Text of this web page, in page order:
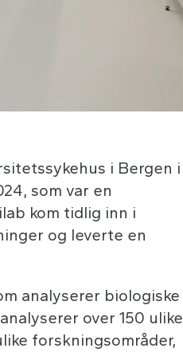
i Bergen i
som var en
kom tidlig inn i
og leverte en
analyserer biologiske
over 150 ulike
forskningsområder,